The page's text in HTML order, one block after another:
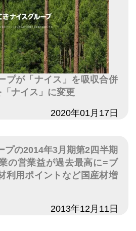
プが「ナイス」を吸収合併
ナイス」に変更
2020年01月17日
プの2014年3月期第2四半期
の営業益が過去最高に=ブ
利用ポイントなど国産材増
2013年12月11日